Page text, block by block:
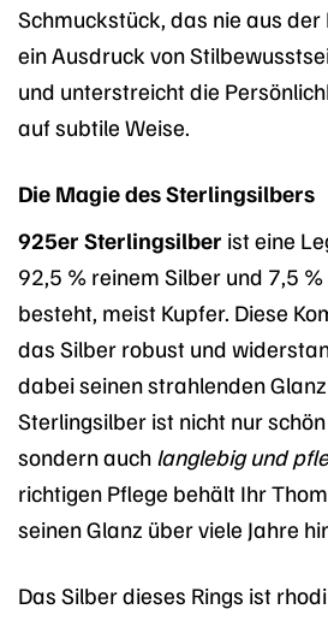
Schmuckstück, das nie aus
ein Ausdruck von
und unterstreicht die
auf subtile Weise.
Die Magie des Sterlingsilbers
925er Sterlingsilber ist eine
92,5 % reinem Silber und 7,5
besteht, meist Kupfer. Diese
das Silber robust und
dabei seinen strahlenden
Sterlingsilber ist nicht nur
sondern auch langlebig und
richtigen Pflege behält Ihr
seinen Glanz über viele Jahre
Das Silber dieses Rings ist